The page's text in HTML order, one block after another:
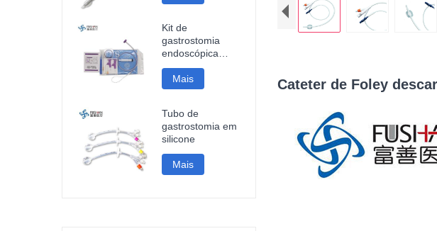
Cateter de Foley
Kit de
gastrostomia
endoscópica
percutânea
Mais
Tubo de
gastrostomia em
silicone
Mais